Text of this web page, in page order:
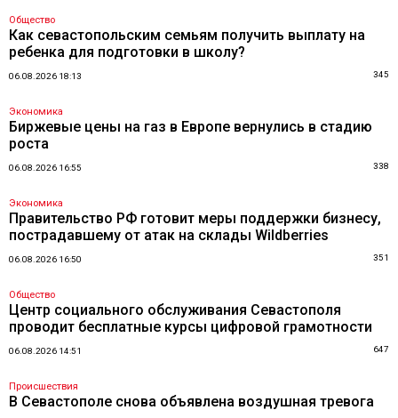
Общество
Как севастопольским семьям получить выплату на
ребенка для подготовки в школу?
06.08.2026 18:13 345
Экономика
Биржевые цены на газ в Европе вернулись в стадию
роста
06.08.2026 16:55 338
Экономика
Правительство РФ готовит меры поддержки бизнесу,
пострадавшему от атак на склады Wildberries
06.08.2026 16:50 351
Общество
Центр социального обслуживания Севастополя
проводит бесплатные курсы цифровой грамотности
06.08.2026 14:51 647
Происшествия
В Севастополе снова объявлена воздушная тревога